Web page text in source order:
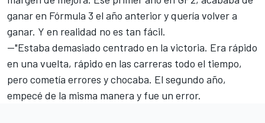
ganar en Fórmula 3 el año anterior y quería volver a
ganar. Y en realidad no es tan fácil.
—"Estaba demasiado centrado en la victoria. Era rápido
en una vuelta, rápido en las carreras todo el tiempo,
pero cometía errores y chocaba. El segundo año,
empecé de la misma manera y fue un error.